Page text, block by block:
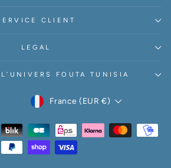
CLIENT
LEGAL
FOUTA TUNISIA
DEVISE
France (EUR €)